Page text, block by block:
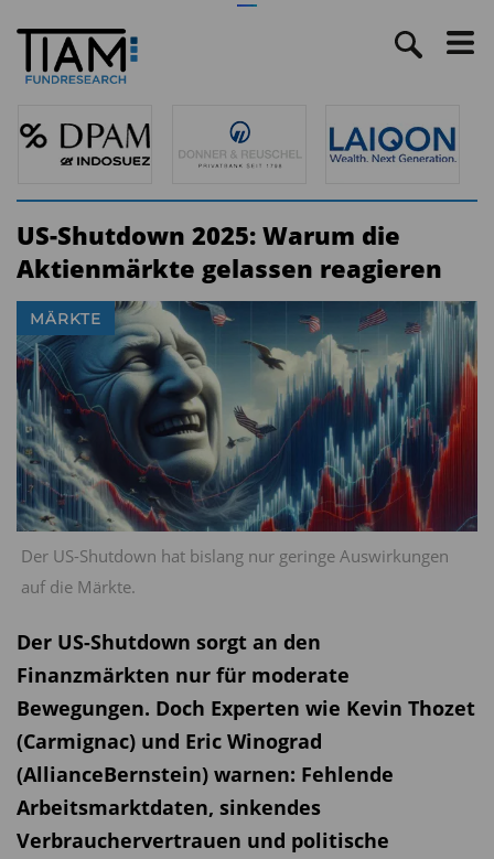
US-Shutdown 2025: Warum die
Aktienmärkte gelassen reagieren
Der US-Shutdown hat bislang nur geringe Auswirkungen
auf die Märkte.
MÄRKTE
Der US-Shutdown sorgt an den
Finanzmärkten nur für moderate
Bewegungen. Doch Experten wie Kevin Thozet
(Carmignac) und Eric Winograd
(AllianceBernstein) warnen: Fehlende
Arbeitsmarktdaten, sinkendes
Verbrauchervertrauen und politische